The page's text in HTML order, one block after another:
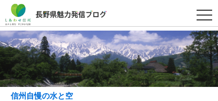
t
o
g
g
l
e
n
a
v
g
信州自慢の水と空